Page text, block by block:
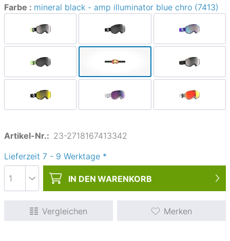
Farbe : mineral black - amp illuminator blue chro (7413)
Artikel-Nr.: 23-2718167413342
Lieferzeit 7 - 9 Werktage *
IN DEN WARENKORB
Vergleichen Merken